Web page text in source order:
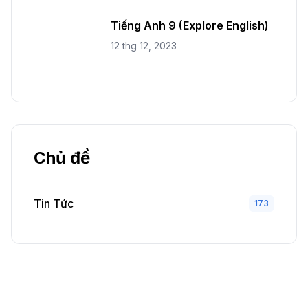
Tiếng Anh 9 (Explore English)
12 thg 12, 2023
Chủ đề
Tin Tức 173